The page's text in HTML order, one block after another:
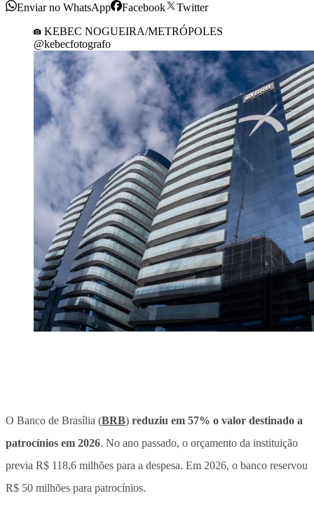
Enviar no WhatsApp Facebook
Twitter
KEBEC NOGUEIRA/METRÓPOLES
@kebecfotografo
O Banco de Brasília (BRB) reduziu em 57% o valor destinado a
patrocínios em 2026. No ano passado, o orçamento da instituição
previa R$ 118,6 milhões para a despesa. Em 2026, o banco reservou
R$ 50 milhões para patrocínios.